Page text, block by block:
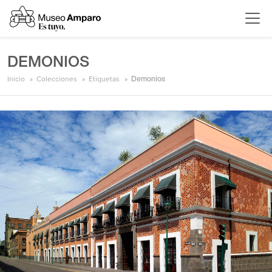
DEMONIOS
Inicio Colecciones Etiquetas Demonios